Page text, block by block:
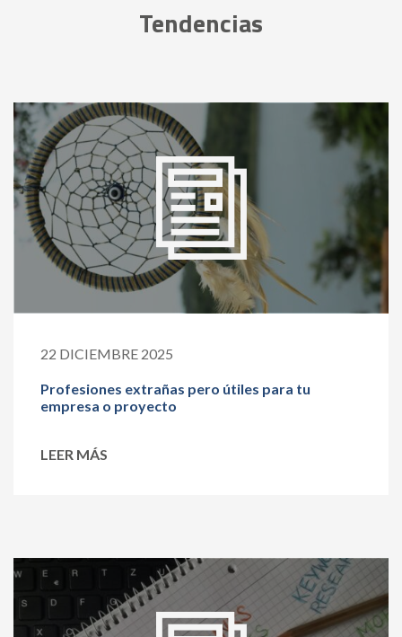
Tendencias
22 DICIEMBRE 2025
Profesiones extrañas pero útiles para tu
empresa o proyecto
LEER MÁS